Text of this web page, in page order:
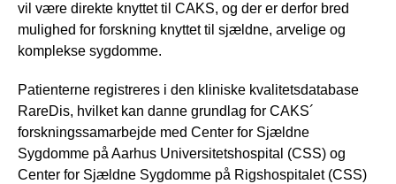
vil være direkte knyttet til CAKS, og der er derfor bred
mulighed for forskning knyttet til sjældne, arvelige og
komplekse sygdomme.
Patienterne registreres i den kliniske kvalitetsdatabase
RareDis, hvilket kan danne grundlag for CAKS´
forskningssamarbejde med Center for Sjældne
Sygdomme på Aarhus Universitetshospital (CSS) og
Center for Sjældne Sygdomme på Rigshospitalet (CSS)